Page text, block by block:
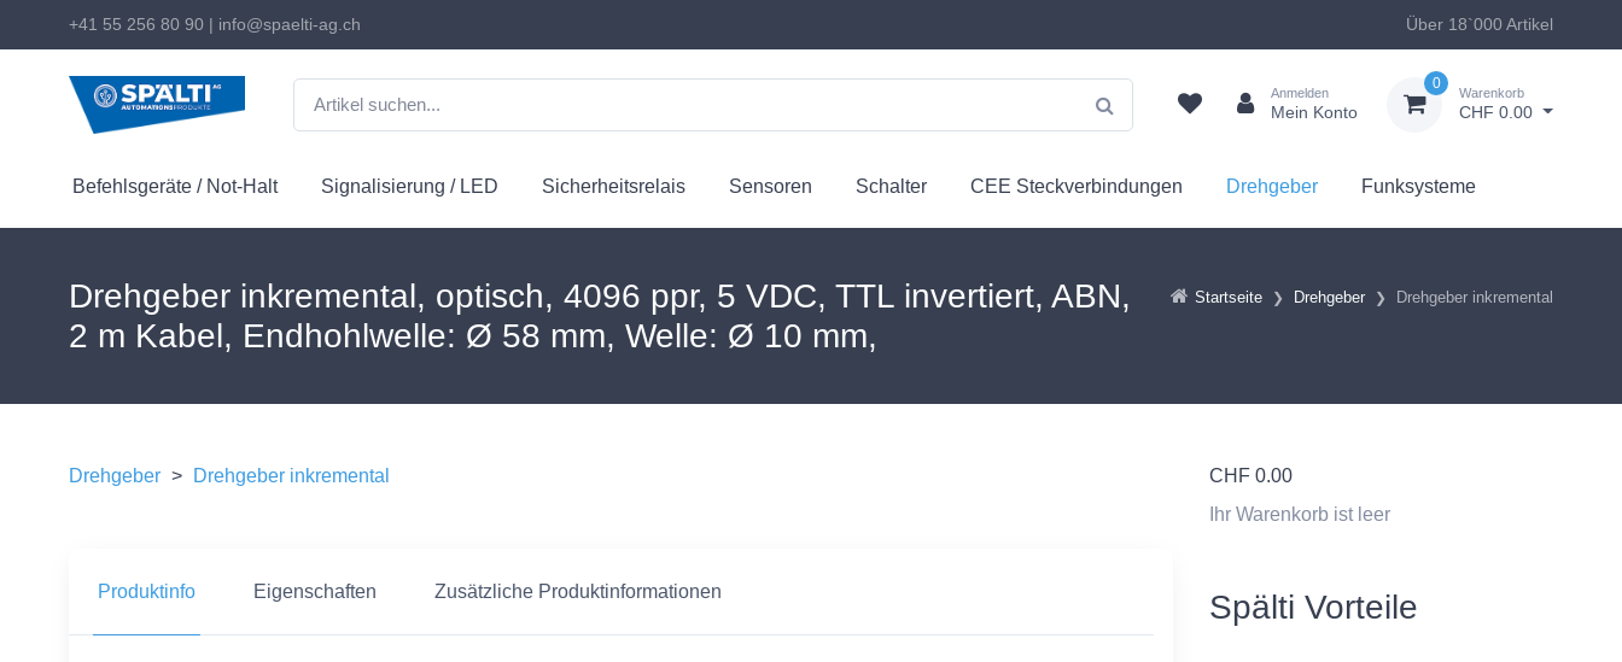
+41 55 256 80 90 | info@spaelti-ag.ch Über 18`000 Artikel
Anmelden
Mein Konto
0
Warenkorb
CHF 0.00
Befehlsgeräte / Not-Halt Signalisierung / LED Sicherheitsrelais Sensoren Schalter CEE Steckverbindungen Drehgeber Funksysteme
Startseite Drehgeber Drehgeber inkremental
Drehgeber inkremental, optisch, 4096 ppr, 5 VDC, TTL invertiert, ABN,
2 m Kabel, Endhohlwelle: Ø 58 mm, Welle: Ø 10 mm,
Drehgeber > Drehgeber inkremental
Produktinfo Eigenschaften Zusätzliche Produktinformationen
CHF 0.00
Ihr Warenkorb ist leer
Spälti Vorteile